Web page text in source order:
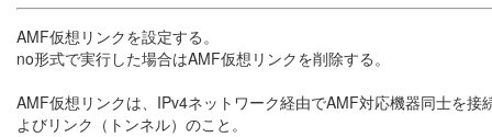
AMF仮想リンクを設定する。
no形式で実行した場合はAMF仮想リンクを削除する。
AMF仮想リンクは、IPv4ネットワーク経由でAMF対応機器同士を
よびリンク（トンネル）のこと。